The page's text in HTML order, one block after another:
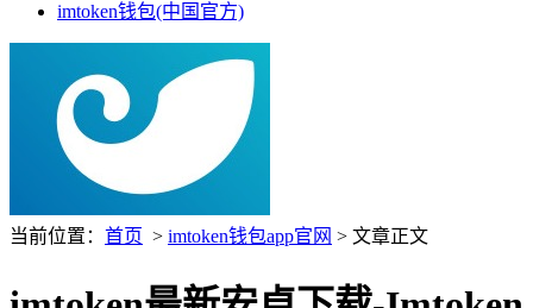
imtoken钱包(中国官方)
当前位置： 首页 > imtoken钱包app官网 > 文章正文